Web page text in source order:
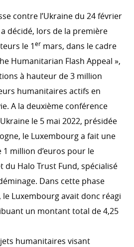
ministère en 2022
type de coopération en 2022
secteurs d’intervention en
au développement en
ET SES
en chiffres
gouvernementales
privé, Digital4Development
contre l’Ukraine du 24 février
décidé, lors de la première
le 1er mars, dans le cadre
Humanitarian Flash Appeal »,
à hauteur de 3 million
humanitaires actifs en
A la deuxième conférence
le 5 mai 2022, présidée
le Luxembourg a fait une
million d’euros pour le
du Halo Trust Fund, spécialisé
Dans cette phase
Luxembourg avait donc réagi
un montant total de 4,25
humanitaires visant